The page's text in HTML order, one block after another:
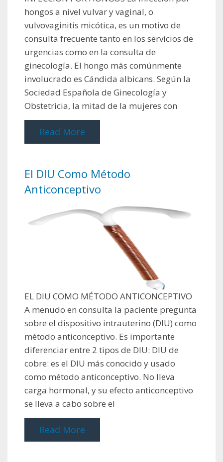
hongos a nivel vulvar y vaginal, o
vulvovaginitis micótica, es un motivo de
consulta frecuente tanto en los servicios de
urgencias como en la consulta de
ginecología. El hongo más comúnmente
involucrado es Cándida albicans. Según la
Sociedad Española de Ginecología y
Obstetricia, la mitad de la mujeres con
Read More
El DIU Como Método
Anticonceptivo
EL DIU COMO MÉTODO ANTICONCEPTIVO
A menudo en consulta la paciente pregunta
sobre el dispositivo intrauterino (DIU) como
método anticonceptivo. Es importante
diferenciar entre 2 tipos de DIU: DIU de
cobre: es el DIU más conocido y usado
como método anticonceptivo. No lleva
carga hormonal, y su efecto anticonceptivo
se lleva a cabo sobre el
Read More